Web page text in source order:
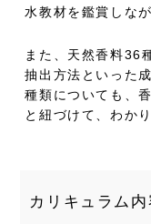
水教材を鑑賞しな
また、天然香料36
抽出方法といった
種類についても、
と紐づけて、わか
カリキュラム内